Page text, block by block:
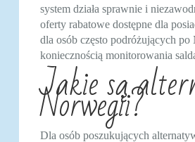
system działa sprawnie i
oferty rabatowe dostępne dla
dla osób często podróżujących
koniecznością monitorowania
Jakie są
Norwegii?
Dla osób poszukujących